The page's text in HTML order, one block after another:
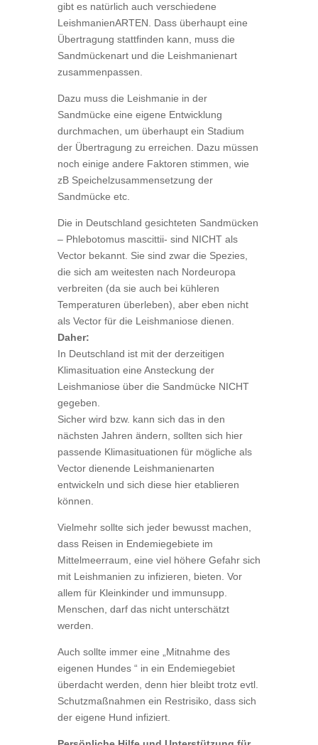
gibt es natürlich auch verschiedene
LeishmanienARTEN. Dass überhaupt eine
Übertragung stattfinden kann, muss die
Sandmückenart und die Leishmanienart
zusammenpassen.
Dazu muss die Leishmanie in der
Sandmücke eine eigene Entwicklung
durchmachen, um überhaupt ein Stadium
der Übertragung zu erreichen. Dazu müssen
noch einige andere Faktoren stimmen, wie
zB Speichelzusammensetzung der
Sandmücke etc.
Die in Deutschland gesichteten Sandmücken
– Phlebotomus mascittii- sind NICHT als
Vector bekannt. Sie sind zwar die Spezies,
die sich am weitesten nach Nordeuropa
verbreiten (da sie auch bei kühleren
Temperaturen überleben), aber eben nicht
als Vector für die Leishmaniose dienen.
Daher:
In Deutschland ist mit der derzeitigen
Klimasituation eine Ansteckung der
Leishmaniose über die Sandmücke NICHT
gegeben.
Sicher wird bzw. kann sich das in den
nächsten Jahren ändern, sollten sich hier
passende Klimasituationen für mögliche als
Vector dienende Leishmanienarten
entwickeln und sich diese hier etablieren
können.
Vielmehr sollte sich jeder bewusst machen,
dass Reisen in Endemiegebiete im
Mittelmeerraum, eine viel höhere Gefahr sich
mit Leishmanien zu infizieren, bieten. Vor
allem für Kleinkinder und immunsupp.
Menschen, darf das nicht unterschätzt
werden.
Auch sollte immer eine „Mitnahme des
eigenen Hundes “ in ein Endemiegebiet
überdacht werden, denn hier bleibt trotz evtl.
Schutzmaßnahmen ein Restrisiko, dass sich
der eigene Hund infiziert.